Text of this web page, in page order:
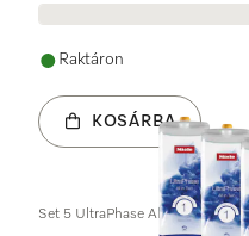
Raktáron
KOSÁRBA
Set 5 UltraPhase All in Two